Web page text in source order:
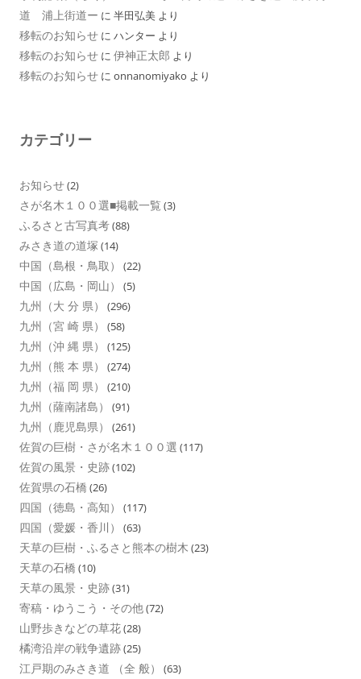
道 浦上街道ー に 半田弘美 より
移転のお知らせ に ハンター より
移転のお知らせ に 伊神正太郎 より
移転のお知らせ に onnanomiyako より
カテゴリー
お知らせ(2)
さが名木１００選■掲載一覧 (3)
ふるさと古写真考(88)
みさき道の道塚 (14)
中国（島根・鳥取） (22)
中国（広島・岡山） (5)
九州（大 分 県） (296)
九州（宮 崎 県） (58)
九州（沖 縄 県） (125)
九州（熊 本 県） (274)
九州（福 岡 県） (210)
九州（薩南諸島） (91)
九州（鹿児島県） (261)
佐賀の巨樹・さが名木１００選 (117)
佐賀の風景・史跡(102)
佐賀県の石橋 (26)
四国（徳島・高知） (117)
四国（愛媛・香川） (63)
天草の巨樹・ふるさと熊本の樹木 (23)
天草の石橋 (10)
天草の風景・史跡(31)
寄稿・ゆうこう・その他(72)
山野歩きなどの草花(28)
橘湾沿岸の戦争遺跡(25)
江戸期のみさき道 （全 般） (63)